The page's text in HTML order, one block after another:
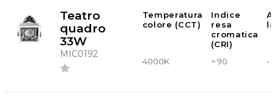
Teatro
quadro
33W
MIC0192
Temperatura
colore (CCT)
Indice
resa
cromatica
(CRI)
4000K > 90 -